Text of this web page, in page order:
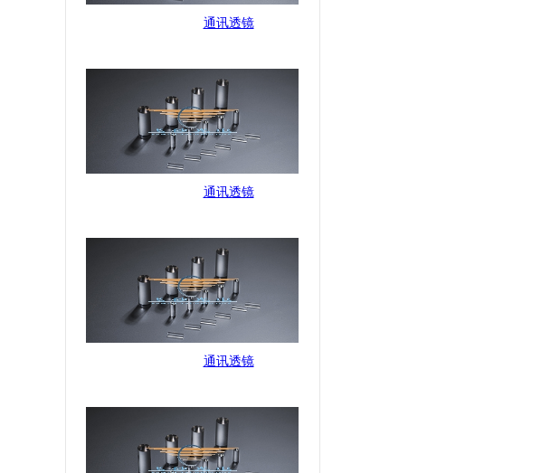
通讯透镜
通讯透镜
通讯透镜